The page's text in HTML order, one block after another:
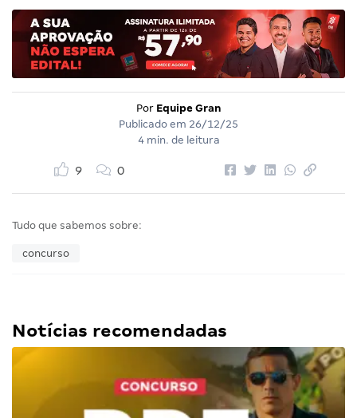
Por Equipe Gran
Publicado em 26/12/25
4 min. de leitura
9 0
Tudo que sabemos sobre:
concurso
Notícias recomendadas